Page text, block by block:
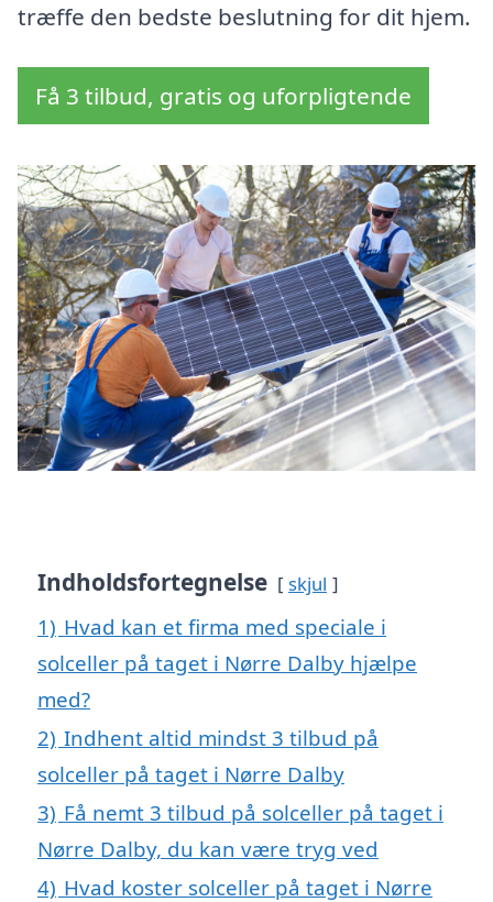
træffe den bedste beslutning for dit hjem.
Få 3 tilbud, gratis og uforpligtende
Indholdsfortegnelse skjul
1) Hvad kan et firma med speciale i
solceller på taget i Nørre Dalby hjælpe
med?
2) Indhent altid mindst 3 tilbud på
solceller på taget i Nørre Dalby
3) Få nemt 3 tilbud på solceller på taget i
Nørre Dalby, du kan være tryg ved
4) Hvad koster solceller på taget i Nørre